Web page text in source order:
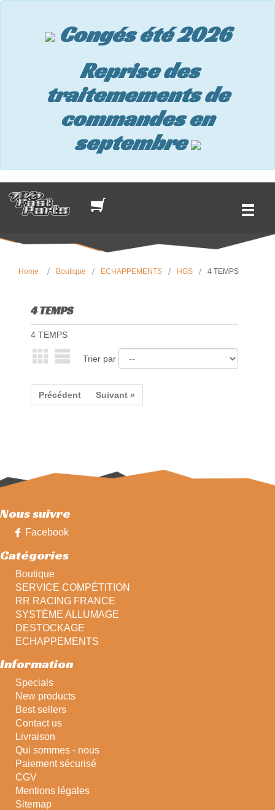
Congés été 2026
Reprise des
traitemements de
commandes en
septembre
Home Boutique ECHAPPEMENTS HGS 4 TEMPS
4 TEMPS
4 TEMPS
Trier par
Précédent Suivant »
Nous suivre
Facebook
Catégories
Boutique
SERVICE COMPÉTITION
RR RACING FRANCE
SYSTÈME ALLUMAGE
DESTOCKAGE
ECHAPPEMENTS
Information
Specials
New products
Best sellers
Contact us
Livraison
Qui sommes - nous
Paiement sécurisé
CGV
Mentions légales
Sitemap